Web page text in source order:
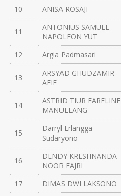
10
ANISA ROSAJI
11
ANTONIUS SAMUEL
NAPOLEON YUT
12 Argia Padmasari
13
ARSYAD GHUDZAMIR
AFIF
14
ASTRID TIUR FARELINE
MANULLANG
15
Darryl Erlangga
Sudaryono
16
DENDY KRESHNANDA
NOOR FAJRI
17 DIMAS DWI LAKSONO